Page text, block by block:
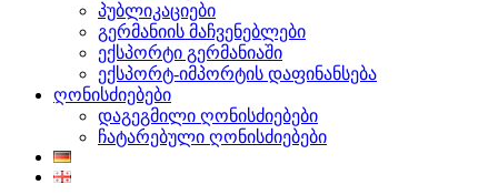
პუბლიკაციები
გერმანიის მაჩვენებლები
ექსპორტი გერმანიაში
ექსპორტ-იმპორტის დაფინანსება
ღონისძიებები
დაგეგმილი ღონისძიებები
ჩატარებული ღონისძიებები